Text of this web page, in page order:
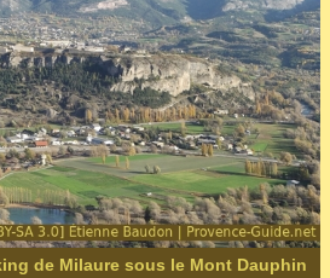
de Milaure sous le Mont Dauphin